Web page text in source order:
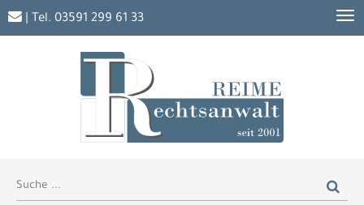
| Tel. 03591 299 61 33